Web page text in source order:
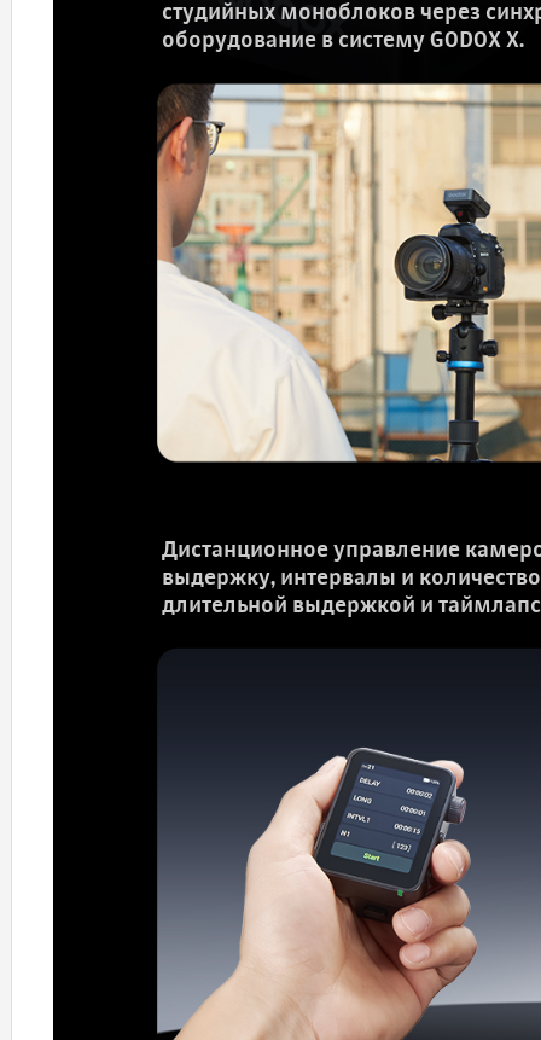
студийных моноблоков через
оборудование в систему GODOX X.
Дистанционное управление
выдержку, интервалы и
длительной выдержкой и